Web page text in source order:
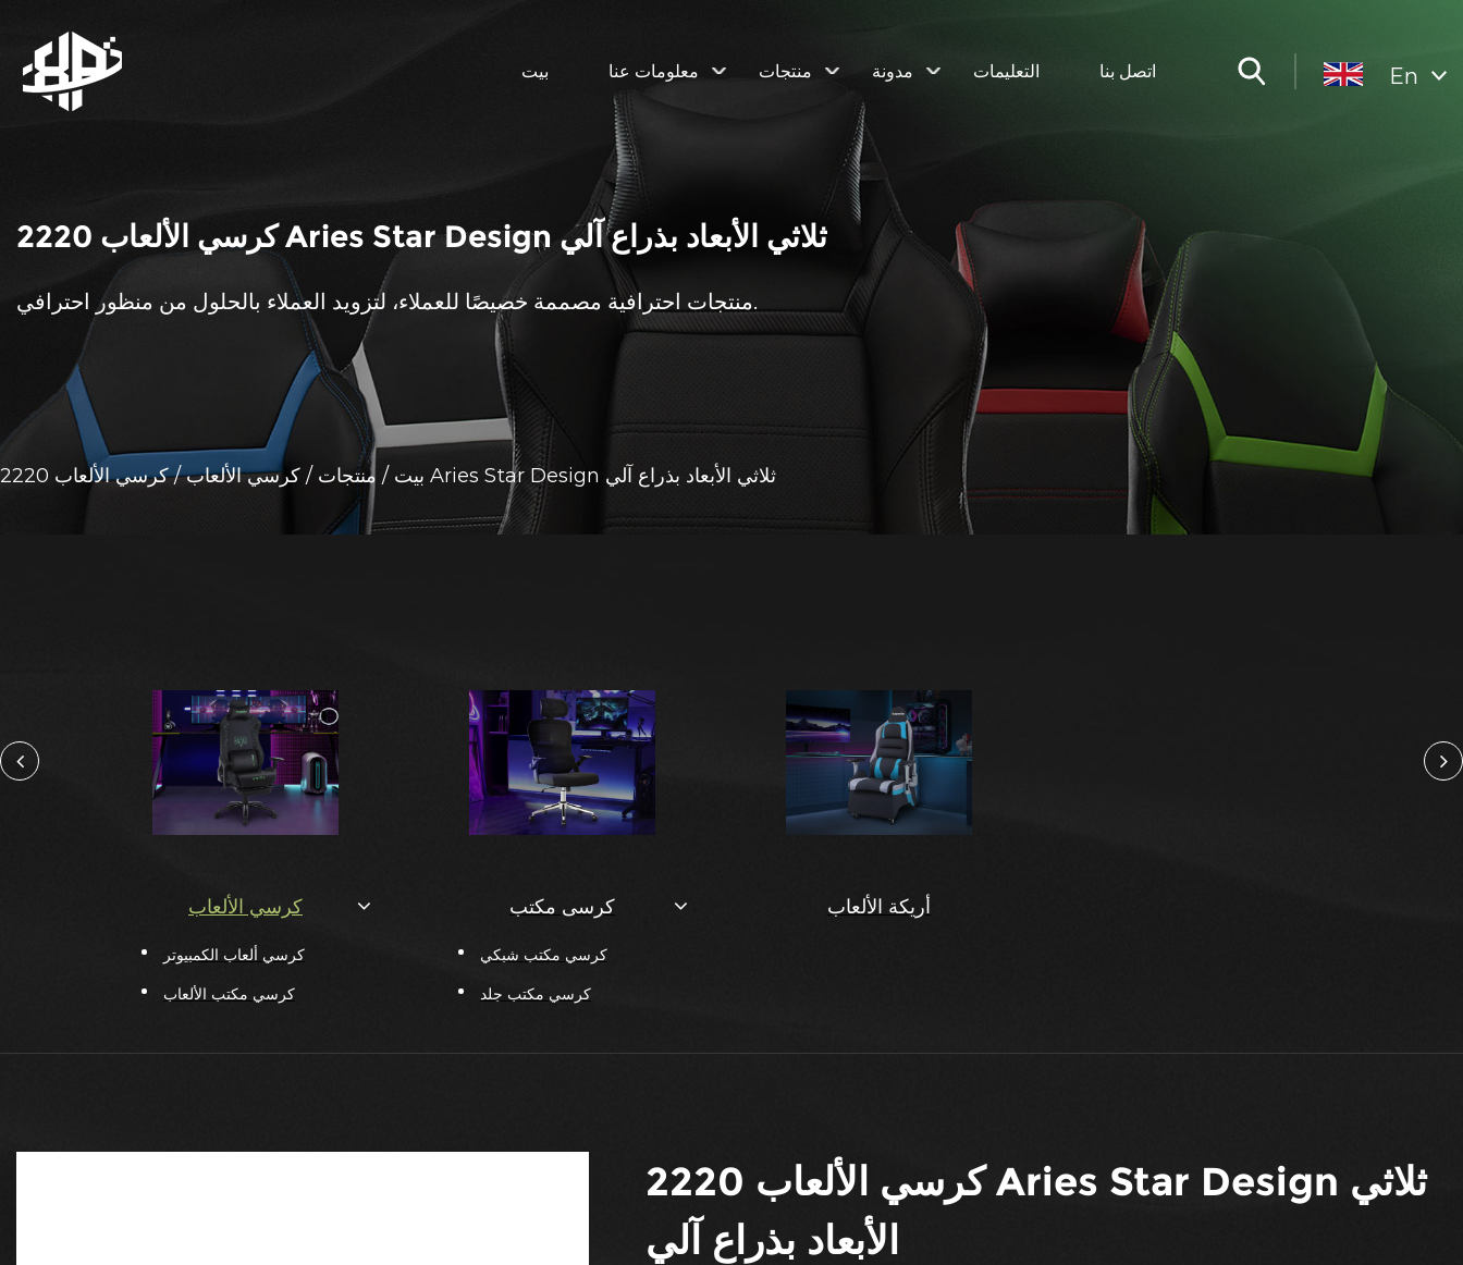
بيت معلومات عنا منتجات مدونة التعليمات اتصل بنا En
كرسي الألعاب 2220 Aries Star Design ثلاثي الأبعاد بذراع آلي
منتجات احترافية مصممة خصيصًا للعملاء، لتزويد العملاء بالحلول من منظور احترافي.
بيت / منتجات / كرسي الألعاب/ كرسي الألعاب 2220 Aries Star Design ثلاثي الأبعاد بذراع آلي
كرسي الألعاب
كرسي ألعاب الكمبيوتر
كرسي مكتب الألعاب
كرسى مكتب
كرسي مكتب شبكي
كرسي مكتب جلد
أريكة الألعاب
كرسي الألعاب 2220 Aries Star Design ثلاثي
الأبعاد بذراع آلي